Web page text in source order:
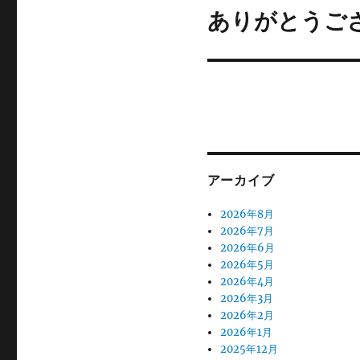
ゲ
ン
次
投
ありがとうご
アーカイブ
2026年8月
2026年7月
2026年6月
2026年5月
2026年4月
2026年3月
2026年2月
2026年1月
2025年12月